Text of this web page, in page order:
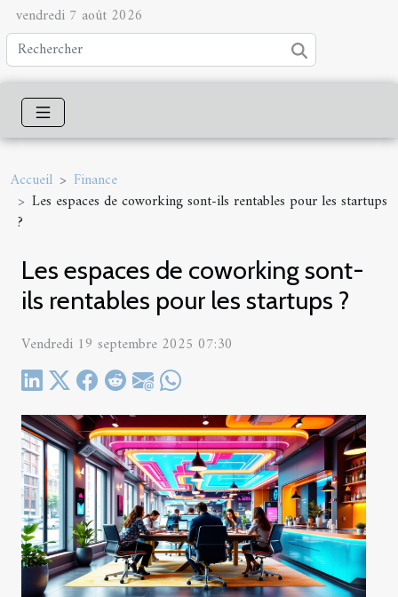
vendredi 7 août 2026
Accueil
Finance
Les espaces de coworking sont-ils rentables pour les startups
?
Les espaces de coworking sont-
ils rentables pour les startups ?
Vendredi 19 septembre 2025 07:30